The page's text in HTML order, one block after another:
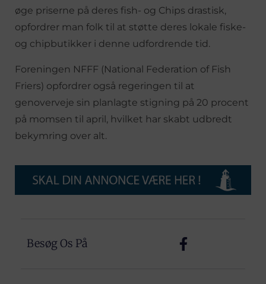
øge priserne på deres fish- og Chips drastisk,
opfordrer man folk til at støtte deres lokale fiske-
og chipbutikker i denne udfordrende tid.
Foreningen NFFF (National Federation of Fish
Friers) opfordrer også regeringen til at
genoverveje sin planlagte stigning på 20 procent
på momsen til april, hvilket har skabt udbredt
bekymring over alt.
Besøg Os På